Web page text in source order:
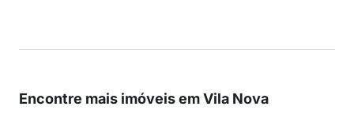
Encontre mais imóveis em Vila Nova